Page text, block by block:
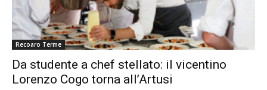
Recoaro Terme
Da studente a chef stellato: il vicentino
Lorenzo Cogo torna all’Artusi